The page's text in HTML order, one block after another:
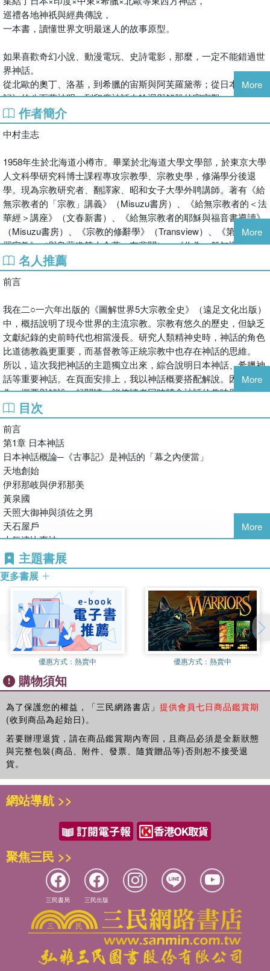
巡禮各地神祇與經典傳說，
一本書，讀懂世界文明最迷人的故事原型。
如果喜歡奇幻小說、動漫電玩、史詩電影，那麼，一定不能錯過世
界神話。
從北歐的奧丁、洛基，到希臘的宙斯與阿芙羅黛蒂；從日本《古事
記》的八百萬神明，到印度神話中輪迴與解脫的宇宙觀——那些至
今仍不斷被改編、引用與致敬的角色與設定，其實早已深深影響現
代流行文化。
帶領讀者快速進入神話世界。無論是創世神話、屠龍英雄、冥界傳
說，還是愛與美的女神、死亡與復活的故事，都能從中看見不同文
明對世界、人性與命運的想像。
【超有趣的神話設定，帶你一窺究竟】
埃及神話中，死去的奧西里斯復活成為冥王，掌管死者都想去的西
方樂園。希臘神話中往返冥府與人間的波瑟芬妮，則象徵植物在冬
死而復活。
●女神人人愛！跨越地區的偶像，就是愛與美的女神
希臘神話的豐收女神是阿芙羅黛蒂，在羅馬神話則叫做維納斯，兼
具美神與愛神的身分，源自於古代中東的愛與戰爭女神伊絲塔。埃
及神話也有象徵豐收、美與愛的女神哈索爾。
●英雄與怪物的激戰，是最驚心動魄的劇情！看看世界各地的屠龍
英雄們
世界各地有許多屠龍神話，且英雄征服怪物的模式，是人們最喜愛
的情節之一！例如：日本的須佐之男制伏八岐大蛇；印度神話的因
陀羅（帝釋天）斬殺妨礙降雨的惡龍；希臘神話的柏修斯斬殺海
怪，救出成為活祭品的公主……這類傳說也成為電影戲劇與動漫電
玩取材的寶庫。
●星期三是屬於智者的日子？原來與知識之神密不可分
希臘神話中擔任眾神信差的荷米斯，被尊為知識與商業之神。相當
於羅馬神話的商業之神墨丘利，其英語Mercury是「水星」的意
思。而北歐神話地位最高的神─奧丁也是知識之神。英語
Wednesday（星期三）代表「奧丁之日」，是仿照拉丁語的「墨丘
利之日」。而日語的「水曜日」（星期三）是水星日，亦即墨丘利
●對惡人來說，死後的世界寧可去黃泉國也不要下地獄！
日本神話的黃泉與希臘神話的冥府一樣，雖是黑暗世界，但與地獄
不同。單純指昏暗的世界，死者在此繼續他們縹緲的生命。地獄的
觀念出現在佛教、基督教（及受此兩者影響的宗教）中，是懲罰惡
人的空間；也可說，神話世界的監獄就是地獄。
【不只是傳說，神話的功能超乎想像】
●太陽神、創世神、生育神、破壞神……為什麼全世界都有類似的
神？
世界各地蒐集到的神話，相似的程度總是相當驚人，例如：日本
《古事記》中的伊邪那岐下黃泉與希臘神話的奧菲斯下冥界，情節
巧合之處，或許是因為人類心理的普遍性，或支撐神話的社會結構
的共通性所致。但也有一個更簡單的答案，就是傳播與借用，從神
話中可以探索語言與文明擴散的軌跡。
習慣與制度
神話可藉由一再敘述開天闢地的過程、遠古祖先的行為，說明現在
的社會習慣與制度，最典型的就是天地、人類、王權、農耕等技術
與習慣的創始神話。
●最勇猛、最機智、最美麗……令人嚮往的神話英雄或英雌，原來
神話以豐富的想像力，敘述三頭六臂、大顯身手、機智非凡的英雄
More
作者簡介
中村圭志
1958年生於北海道小樽市。畢業於北海道大學文學部，於東京大學
人文科學研究科博士課程專攻宗教學、宗教史學，修滿學分後退
學。現為宗教研究者、翻譯家、昭和女子大學外聘講師。著有《給
無宗教者的「宗教」講義》（Misuzu書房）、《給無宗教者的＜法
華經＞講座》（文春新書）、《給無宗教者的耶穌與福音書導讀》
（Misuzu書房）、《宗教的修辭學》（Transview）、《第一次學
習宗教》（與島薗進等人合著，有斐閣）、《作為一般知識的宗教
入門》（中公新書）、《作為一般知識的世界教典》（三省堂）
等。
東吳大學日文系、東吳大學社會學系碩士班畢業。譯有《拍出美感
構圖》、《人體復原黃金5力》、《哈佛×慶應超強邏輯談判學》、
《自戀病》、《經濟學超圖解》、《希臘神話解剖圖鑑》、《北歐
神話解剖圖鑑》等。
More
名人推薦
前言
我在二○一六年出版的《圖解世界5大宗教全史》（遠足文化出版）
中，概括說明了現今世界的主流宗教。宗教有悠久的歷史，但缺乏
文獻紀錄的史前時代也相當漫長。研究人類精神史時，神話的角色
比道德教義更重要，而基督教等正統宗教中也存在神話的思維。
所以，這次我把神話的主題獨立出來，綜合說明日本神話、希臘神
話等重要神話。在頁面安排上，我以神話概要搭配解說。因為我認
為，概要與解說一起閱讀，能使讀者同時體會神話的趣味與深奧之
處。
無論如何，神話是妙趣橫生，令人樂在其中的。
神話中，常有英雄屠龍與拯救公主的故事。例如希臘神話的柏修斯
（Perseus）斬梅杜莎、日本神話的須佐之男殺八岐大蛇。世界各
地的神話中，死亡與再生的主題也比比皆是。掩埋種子象徵埋葬植
物神，發芽則代表神的再生。日本神話中的太陽神「天照大御神」
從天上的洞穴出來，使陽光再度普照大地，天體與季節的關係也使
死亡與重生的主題更加豐富。
各大宗教的神聖教義也採用了神話元素，例如釋迦牟尼佛前世是拯
救蒼生的英雄，今生則以其所悟之道度化眾生；耶穌基督由處女所
神話思維在世俗化的現代依然存在，有時還會出現在現實的政治場
景中。大家知道神話中有各種奇奇怪怪的妖精吧？祂們是象徵以不
合理的行動改變世界、顛覆傳統的英雄，我們也目睹了多數美國人
期待這樣的人物成為救世主；更正確地說，應該是期待這類人物當
畫《你的名字》中，天上的迪亞馬特（Tiamat）彗星分裂成隕石墜
神。除了分離神話，也有結合神話。吉卜力工作室的動畫《崖上的
波妞》中，金魚公主波妞與宗介聯手拯救世界象徵了聖婚
（Hierogamy，譯註：男神與女神結婚或神與人類結婚。），如同
濕婆（Śiva）與神妃結合、伊邪那岐與伊邪那美結合等陰陽和合的
神話一般。而兄妹聯手行動的《鬼滅之刃》（編注：日本漫畫，講
述男主角為了變成鬼的妹妹能夠找到變回人類的方法，踏上斬鬼之
旅的冒險故事。），如果將男英雄與女鬼（這也是龍的變形）視為
陰陽和合的最強搭檔，欣賞現代神話時將另有一番趣味。
本書第1章到第5章討論日本神話、希臘神話、印度神話、中東神話
及北歐神話，每章內容都十分豐富。討論印度神話與中東神話時，
也會說明其與佛教、基督教的關係。從各個角度將神話與宗教連
結，是本書的特色。
第6章則綜觀世界各地的神話，第7章研究神話為何物，也會提到從
神話到奇幻作品的演變。
最後，我要感謝Discover 21出版社的藤田浩芳先生提出本書企
畫，渡邊基治先生將本書的複雜結構加以巧妙編輯，以及村上哲也
More
目次
前言
第1章 日本神話
日本神話概論─《古事記》是神話的「幕之內便當」
天地創始
伊邪那岐與伊邪那美
黃泉國
天照大御神與須佐之男
天石屋戶
大氣津比賣神
八岐大蛇
因幡的白兔
大國主神
少名毘古那神
讓國
山幸彥與海幸彥
倭建命
第2章 希臘神話
希臘神話概論─個性派人物的劇場
奧林帕斯王權的成立
宙斯與赫拉
莫拉娥
過去的黃金時代
普羅米修斯與潘朵拉
艾若斯與阿芙羅黛蒂
荷米斯
奧菲斯與尤瑞迪絲
阿瑞斯與赫費斯托斯
波塞頓與赫斯提亞
奧瑞翁與昴星七姊妹
赫拉克勒斯
柏修斯與梅杜莎
翟修斯與米諾陶
伊阿宋與美狄亞
More
主題書展
更多書展
優惠方式： 熱賣中 優惠方式： 熱賣中
購物須知
為了保護您的權益，「三民網路書店」 提供會員七日商品鑑賞期
(收到商品為起始日)。
若要辦理退貨，請在商品鑑賞期內寄回，且商品必須是全新狀態
與完整包裝(商品、附件、發票、隨貨贈品等)否則恕不接受退
貨。
網站導航 >>
聚焦三民 >>
三民書局 三民出版